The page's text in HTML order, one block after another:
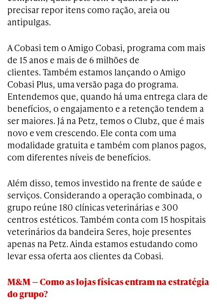
precisar repor itens como ração, areia ou
antipulgas.
A Cobasi tem o Amigo Cobasi, programa com mais
de 15 anos e mais de 6 milhões de
clientes.Também estamos lançando o Amigo
Cobasi Plus, uma versão paga do programa.
Entendemos que, quando há uma entrega clara de
benefícios, o engajamento e a retenção tendem a
ser maiores. Já na Petz, temos o Clubz, que é mais
novo e vem crescendo. Ele conta com uma
modalidade gratuita e também com planos pagos,
com diferentes níveis de benefícios.
Além disso, temos investido na frente de saúde e
serviços. Considerando a operação combinada, o
grupo reúne 180 clínicas veterinárias e 300
centros estéticos. Também conta com 15 hospitais
veterinários da bandeira Seres, hoje presentes
apenas na Petz. Ainda estamos estudando como
levar essa oferta aos clientes da Cobasi.
M&M — Como as lojas físicas entram na estratégia
do grupo?